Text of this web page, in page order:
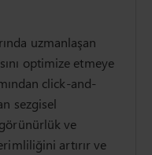
uzmanlaşan
optimize etmeye
click-and-
sezgisel
ve
artırır ve